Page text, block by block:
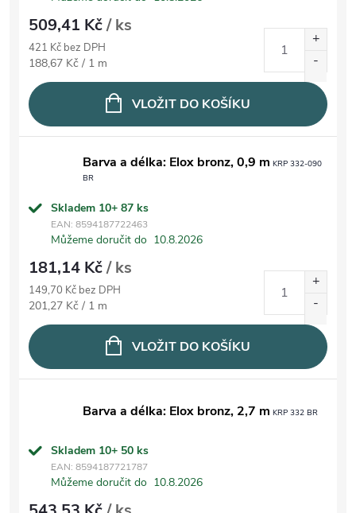
509,41 Kč/ ks
421 Kč bez DPH
Měrná cena:
188,67 Kč / 1 m
VLOŽIT DO KOŠÍKU
Barva a délka: Elox bronz, 0,9 m KRP 332-090
BR
Skladem 10+ 87 ks
EAN: 8594187722463
Můžeme doručit do 10.8.2026
181,14 Kč/ ks
149,70 Kč bez DPH
Měrná cena:
201,27 Kč / 1 m
VLOŽIT DO KOŠÍKU
Barva a délka: Elox bronz, 2,7 m KRP 332 BR
Skladem 10+ 50 ks
EAN: 8594187721787
Můžeme doručit do 10.8.2026